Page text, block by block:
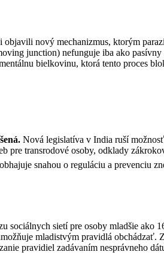
objavili nový mechanizmus, ktorým
junction) nefunguje iba ako
bielkovinu, ktorá tento proces
Nová legislatíva v India ruší
transrodové osoby, odklady
snahou o reguláciu a prevenciu
sociálnych sietí pre osoby mladšie
mladistvým pravidlá obchádzať.
pravidiel zadávaním nesprávneho